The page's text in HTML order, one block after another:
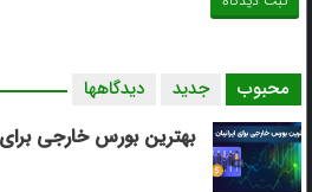
محبوب جدید دیدگاهها
بهترین بورس خارجی برای